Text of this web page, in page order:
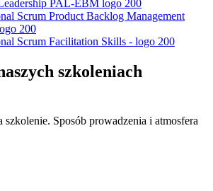
szkoleniach
Sposób prowadzenia i atmosfera